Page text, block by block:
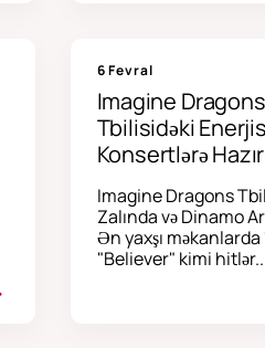
6 Fevral
Imagine
Tbilisidəki
Konsertlərə
Imagine Dragons
Zalında və Dinamo
Ən yaxşı
"Believer" kimi